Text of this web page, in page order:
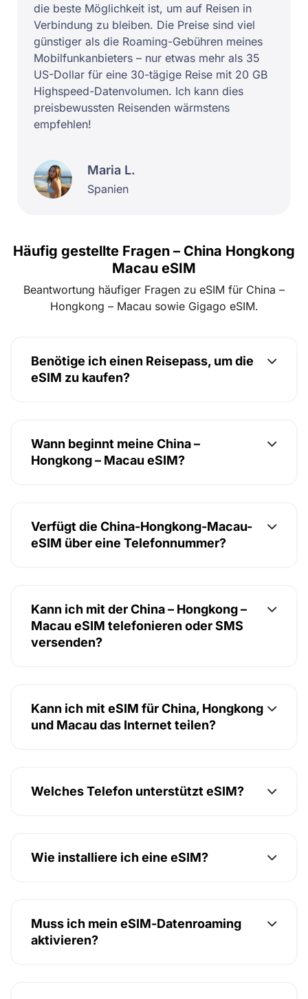
die beste Möglichkeit ist, um auf Reisen in
Verbindung zu bleiben. Die Preise sind viel
günstiger als die Roaming-Gebühren meines
Mobilfunkanbieters – nur etwas mehr als 35
US-Dollar für eine 30-tägige Reise mit 20 GB
Highspeed-Datenvolumen. Ich kann dies
preisbewussten Reisenden wärmstens
empfehlen!
Maria L.
Spanien
Häufig gestellte Fragen – China Hongkong
Macau eSIM
Beantwortung häufiger Fragen zu eSIM für China –
Hongkong – Macau sowie Gigago eSIM.
Benötige ich einen Reisepass, um die
eSIM zu kaufen?
Wann beginnt meine China –
Hongkong – Macau eSIM?
Verfügt die China-Hongkong-Macau-
eSIM über eine Telefonnummer?
Kann ich mit der China – Hongkong –
Macau eSIM telefonieren oder SMS
versenden?
Kann ich mit eSIM für China, Hongkong
und Macau das Internet teilen?
Welches Telefon unterstützt eSIM?
Wie installiere ich eine eSIM?
Muss ich mein eSIM-Datenroaming
aktivieren?